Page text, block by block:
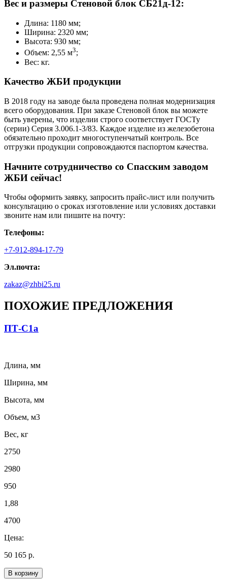
Вес и размеры Стеновой блок СБ21д-12:
Длина: 1180 мм;
Ширина: 2320 мм;
Высота: 930 мм;
Объем: 2,55 м3;
Вес: кг.
Качество ЖБИ продукции
В 2018 году на заводе была проведена полная модернизация
всего оборудования. При заказе Стеновой блок вы можете
быть уверены, что изделии строго соответствует ГОСТу
(серии) Серия 3.006.1-3/83. Каждое изделие из железобетона
обязательно проходит многоступенчатый контроль. Все
отгрузки продукции сопровождаются паспортом качества.
Начните сотрудничество со Cпасским заводом
ЖБИ сейчас!
Чтобы оформить заявку, запросить прайс-лист или получить
консультацию о сроках изготовление или условиях доставки
звоните нам или пишите на почту:
Телефоны:
+7-912-894-17-79
Эл.почта:
zakaz@zhbi25.ru
ПОХОЖИЕ ПРЕДЛОЖЕНИЯ
ПТ-С1а
Длина, мм
Ширина, мм
Высота, мм
Объем, м3
Вес, кг
2750
2980
950
1,88
4700
Цена:
50 165 р.
В корзину